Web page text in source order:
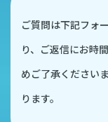
ご質問は下記フォ
り、ご返信にお時
めご了承くださいま
ります。